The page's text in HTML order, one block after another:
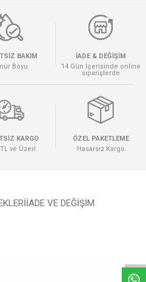
BAKIM
Boyu
İADE & DEĞİŞİM
14 Gün İçerisinde online
siparişlerde
KARGO
ve Üzeri
ÖZEL PAKETLEME
Hasarsız Kargo
İADE VE DEĞİŞİM